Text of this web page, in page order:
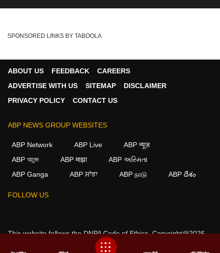
SPONSORED LINKS BY TABOOLA
ABOUT US FEEDBACK
CAREERS
ADVERTISE WITH US
SITEMAP
DISCLAIMER
PRIVACY POLICY
CONTACT US
ABP NEWS GROUP WEBSITES
ABP Network ABP Live
ABP न्यूज़
ABP আনন্দ
ABP माझा
ABP અસ્મિતા
ABP Ganga
ABP ਸਾਂਝਾ ABP நாடு ABP దేశం
FOLLOW US
This website follows theDNPA Code of Ethics.Copyright@2026.
We use cookies to improve your experience, analyze